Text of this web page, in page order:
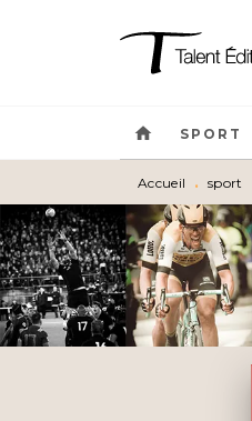
MENU
home SPORT
Accueil • sport